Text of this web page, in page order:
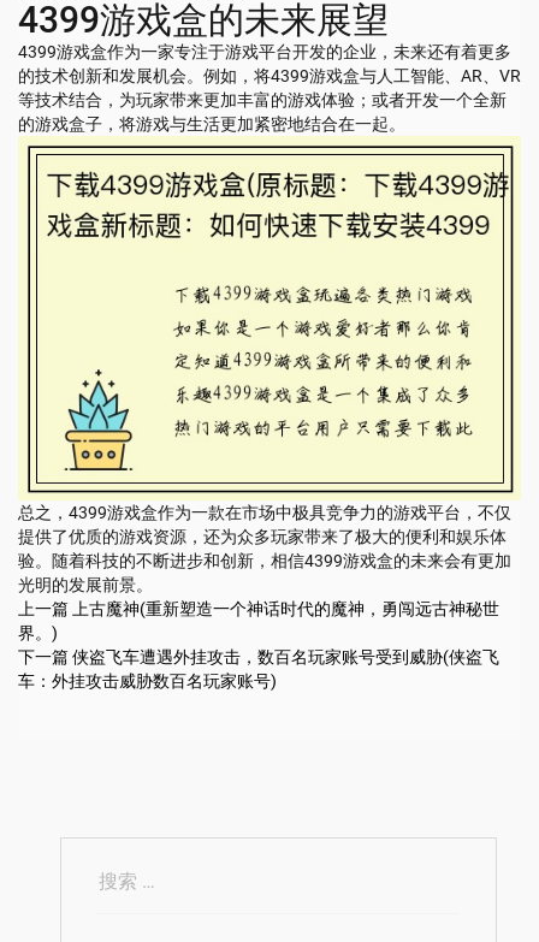
4399游戏盒的未来展望
4399游戏盒作为一家专注于游戏平台开发的企业，未来还有着更多
的技术创新和发展机会。例如，将4399游戏盒与人工智能、AR、VR
等技术结合，为玩家带来更加丰富的游戏体验；或者开发一个全新
的游戏盒子，将游戏与生活更加紧密地结合在一起。
总之，4399游戏盒作为一款在市场中极具竞争力的游戏平台，不仅
提供了优质的游戏资源，还为众多玩家带来了极大的便利和娱乐体
验。随着科技的不断进步和创新，相信4399游戏盒的未来会有更加
光明的发展前景。
上一篇 上古魔神(重新塑造一个神话时代的魔神，勇闯远古神秘世
界。)
下一篇侠盗飞车遭遇外挂攻击，数百名玩家账号受到威胁(侠盗飞
车：外挂攻击威胁数百名玩家账号)